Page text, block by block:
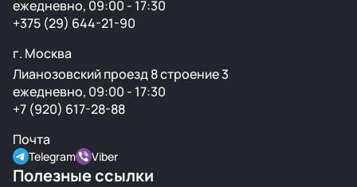
ежедневно, 09:00 - 17:30
+375 (29) 644-21-90
г. Москва
Лианозовский проезд 8 строение 3
ежедневно, 09:00 - 17:30
+7 (920) 617-28-88
Почта
Telegram Viber
Полезные ссылки